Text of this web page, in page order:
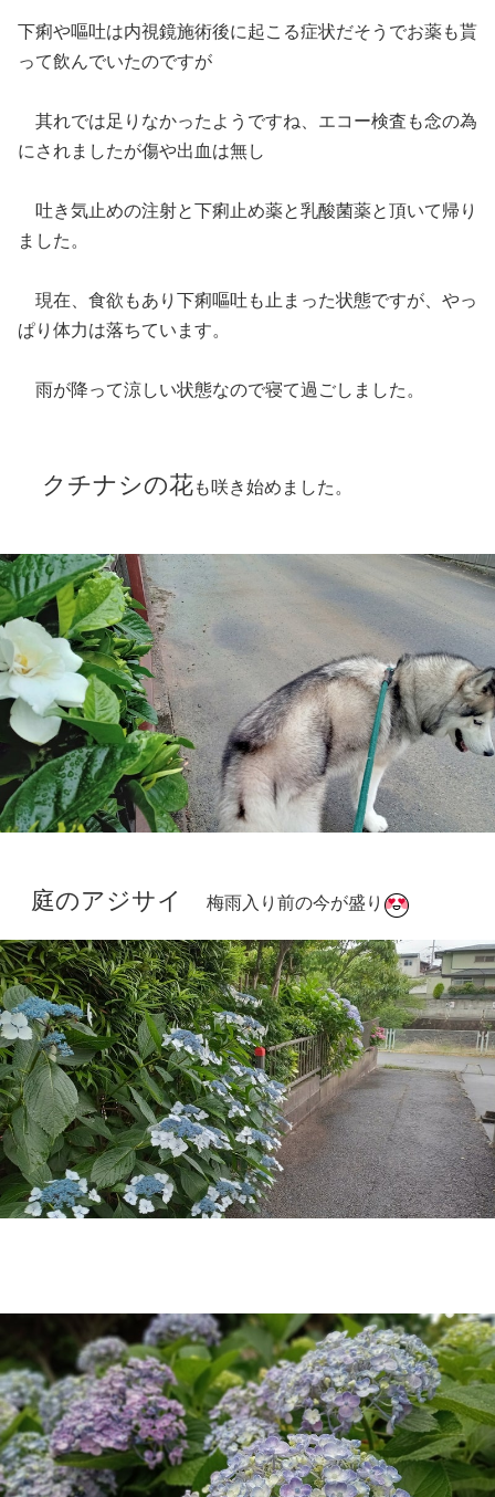
下痢や嘔吐は内視鏡施術後に起こる症状だそうでお薬も貰
って飲んでいたのですが
其れでは足りなかったようですね、エコー検査も念の為
にされましたが傷や出血は無し
吐き気止めの注射と下痢止め薬と乳酸菌薬と頂いて帰り
ました。
現在、食欲もあり下痢嘔吐も止まった状態ですが、やっ
ぱり体力は落ちています。
雨が降って涼しい状態なので寝て過ごしました。
クチナシの花も咲き始めました。
庭のアジサイ 梅雨入り前の今が盛り